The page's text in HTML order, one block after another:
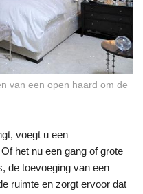
van een open haard om de
voegt u een
het nu een gang of grote
de toevoeging van een
ruimte en zorgt ervoor dat